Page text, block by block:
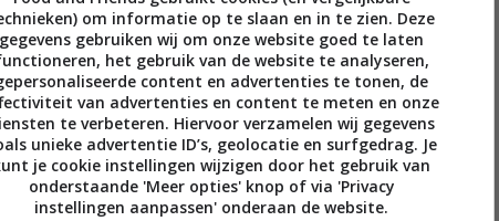
tot in de hoogste gastronomische
olijfolie, granaatappelmelasse en
benadering van ingrediënten en
om informatie op te slaan en in te zien. Deze
gegevens gebruiken wij om onze website goed te laten
het gebruik van de website te analyseren,
content en advertenties te tonen, de
van advertenties en content te meten en onze
te verbeteren. Hiervoor verzamelen wij gegevens
unieke advertentie ID’s, geolocatie en surfgedrag. Je
je cookie instellingen wijzigen door het gebruik van
onderstaande 'Meer opties' knop of via 'Privacy
instellingen aanpassen' onderaan de website.